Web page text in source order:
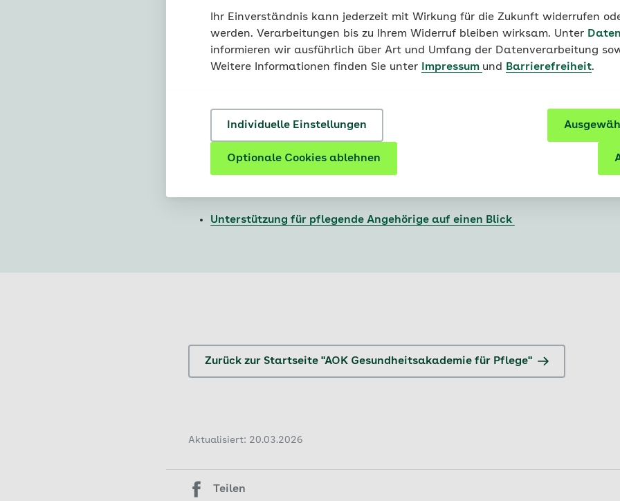
Ihr Einverständnis kann jederzeit mit Wirkung für die Zukunft widerrufen
werden. Verarbeitungen bis zu Ihrem Widerruf bleiben wirksam. Unter
informieren wir ausführlich über Art und Umfang der Datenverarbeitung
Weitere Informationen finden Sie unter
Impressum und Barrierefreiheit.
Individuelle Einstellungen
Optionale Cookies ablehnen
Gruppenpflegekurse, sowie Spezialpflegekurse)
Kinaesthetics - Häusliche Schulung für kräfteschonende
Angehörige)
Gesundheitskurse - Zertifizierte Präventionskurse für Versicherte
Programm „Familiale Pflege“ (für pflegende Angehörige)
Unterstützung für pflegende Angehörige auf einen Blick
Zurück zur Startseite "AOK Gesundheitsakademie für Pflege"
Aktualisiert: 20.03.2026
Teilen